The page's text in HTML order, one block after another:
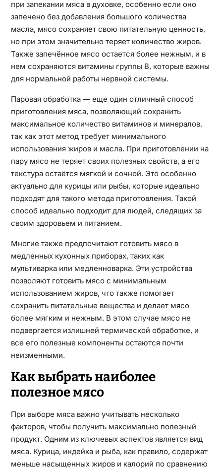
при запекании мяса в духовке, особенно если оно
запечено без добавления большого количества
масла, мясо сохраняет свою питательную ценность,
но при этом значительно теряет количество жиров.
Также запечённое мясо остается более нежным, и в
нем сохраняются витамины группы B, которые важны
для нормальной работы нервной системы.
Паровая обработка — еще один отличный способ
приготовления мяса, позволяющий сохранить
максимальное количество витаминов и минералов,
так как этот метод требует минимального
использования жиров и масла. При приготовлении на
пару мясо не теряет своих полезных свойств, а его
текстура остаётся мягкой и сочной. Это особенно
актуально для курицы или рыбы, которые идеально
подходят для такого метода приготовления. Такой
способ идеально подходит для людей, следящих за
своим здоровьем и питанием.
Многие также предпочитают готовить мясо в
медленных кухонных приборах, таких как
мультиварка или медленноварка. Эти устройства
позволяют готовить мясо с минимальным
использованием жиров, что также помогает
сохранить питательные вещества и делает мясо
более мягким и нежным. В этом случае мясо не
подвергается излишней термической обработке, и
все его полезные компоненты остаются почти
неизменными.
Как выбрать наиболее
полезное мясо
При выборе мяса важно учитывать несколько
факторов, чтобы получить максимально полезный
продукт. Одним из ключевых аспектов является вид
мяса. Курица, индейка и рыба, как правило, содержат
меньше насыщенных жиров и калорий по сравнению